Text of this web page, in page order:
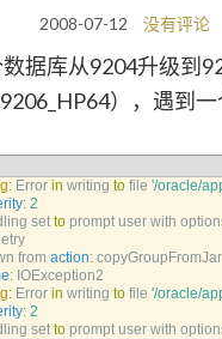
2008-07-12 没有评论
据库从9204升级到
），遇到一
: Error in writing to file '/oracle/
: 2
set to prompt user with
from action: copyGroupFromJar
: IOException2
: Error in writing to file '/oracle/
: 2
set to prompt user with